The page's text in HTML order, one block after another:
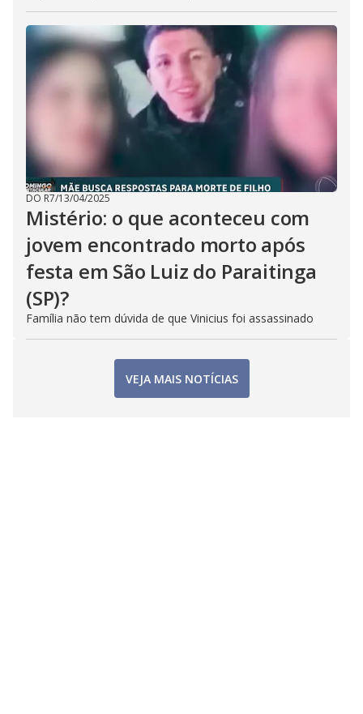
DO R7/13/04/2025
Mistério: o que aconteceu com
jovem encontrado morto após
festa em São Luiz do Paraitinga
(SP)?
Família não tem dúvida de que Vinicius foi assassinado
VEJA MAIS NOTÍCIAS